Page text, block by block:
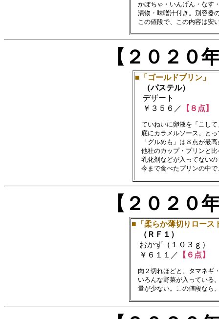
かぼちゃ・いんげん・なす
漬物・味噌汁付き。別容器
【２０２
■「ゴールドプリン」
（パステル）
デザート
￥３５６／ 【８点】
ていねいに卵液を「こして
底にカラメルソース。とっ
「グルめも」は８点が最高
他社のカップ・プリンと
乳化剤などが入ってないの
【２０２
■「柔らか薄切りロース
（ＲＦ１）
おかず（１０３ｇ）
￥６１１／
【６点】
肉２切れほどと、タマネギ
いろんな野菜が入っている